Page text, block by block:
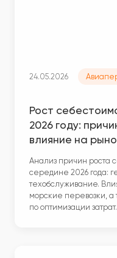
24.05.2026
Рост
2026 году:
влияние на
Анализ причин роста
середине 2026 года:
техобслуживание.
морские перевозки, а
по оптимизации